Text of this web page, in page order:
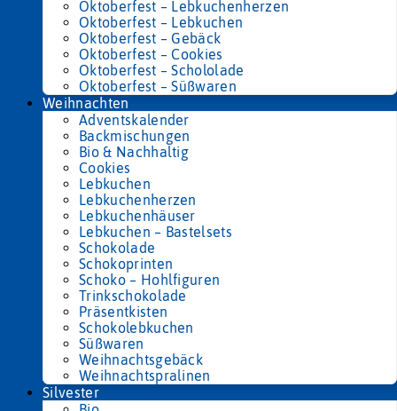
Oktoberfest – Lebkuchenherzen
Oktoberfest – Lebkuchen
Oktoberfest – Gebäck
Oktoberfest – Cookies
Oktoberfest – Schololade
Oktoberfest – Süßwaren
Weihnachten
Adventskalender
Backmischungen
Bio & Nachhaltig
Cookies
Lebkuchen
Lebkuchenherzen
Lebkuchenhäuser
Lebkuchen – Bastelsets
Schokolade
Schokoprinten
Schoko – Hohlfiguren
Trinkschokolade
Präsentkisten
Schokolebkuchen
Süßwaren
Weihnachtsgebäck
Weihnachtspralinen
Silvester